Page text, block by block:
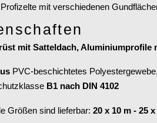
mit verschiedenen
mit Satteldach, Aluminiumprofile
PVC-beschichtetes Polyestergewebe,
B1 nach DIN 4102
Größen sind lieferbar: 20 x 10 m - 25